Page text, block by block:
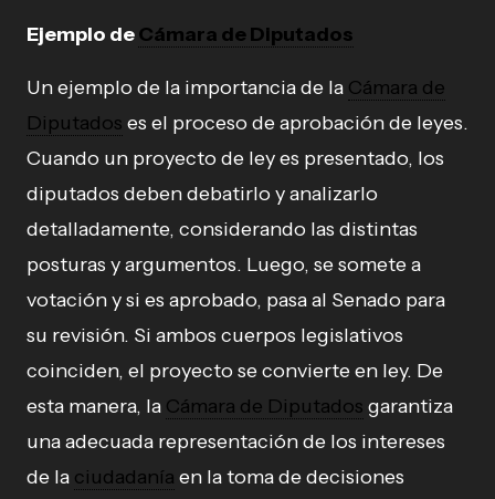
Ejemplo deCámara de Diputados
Un ejemplo de la importancia de la Cámara de
Diputados es el proceso de aprobación de leyes.
Cuando un proyecto de ley es presentado, los
diputados deben debatirlo y analizarlo
detalladamente, considerando las distintas
posturas y argumentos. Luego, se somete a
votación y si es aprobado, pasa al Senado para
su revisión. Si ambos cuerpos legislativos
coinciden, el proyecto se convierte en ley. De
esta manera, la Cámara de Diputados garantiza
una adecuada representación de los intereses
de la ciudadanía en la toma de decisiones